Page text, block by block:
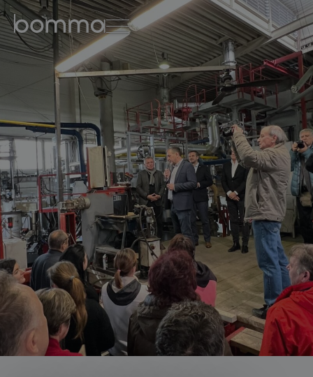
english čeština 0
kolekce svítidel
světelné konstelace